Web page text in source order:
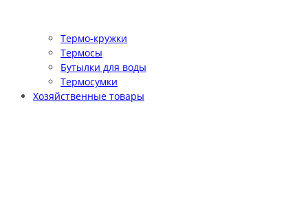
Термо-кружки
Термосы
Бутылки для воды
Термосумки
Хозяйственные товары